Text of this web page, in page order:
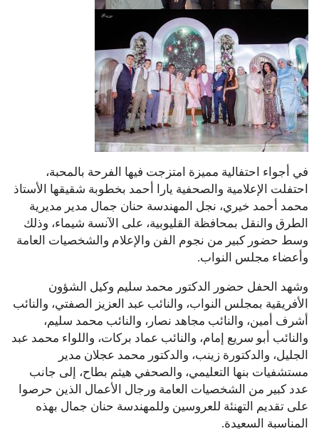
في أجواء احتفالية مميزة امتزجت فيها الفرحة بالمحبة،
احتفلت الإعلامية والصحفية يارا أحمد بخطوبة شقيقها الأستاذ
محمد أحمد خيري، نجل المهندسة حنان جمال مدير مديرية
الطرق والنقل بمحافظة القليوبية، على الآنسة شيماء، وذلك
وسط حضور كبير من نجوم الفن والإعلام والشخصيات العامة
وأعضاء مجلس النواب.
وشهد الحفل حضور الدكتور محمد سليم وكيل الشؤون
الأفريقية بمجلس النواب، والنائب عبد العزيز الصفتي، والنائب
أشرف أمين، والنائب مجاهد نصار، والنائب محمد سليم،
والنائب أبو سريع إمام، والنائب عماد بركات، واللواء محمد عبد
الجليل، والدكتورة زينب، والدكتور محمد عجلان مدير
مستشفيات بنها التعليمي، والصحفي هيثم بطاح، إلى جانب
عدد كبير من الشخصيات العامة ورجال الأعمال الذين حرصوا
على تقديم التهنئة للعروسين وللمهندسة حنان جمال بهذه
المناسبة السعيدة.